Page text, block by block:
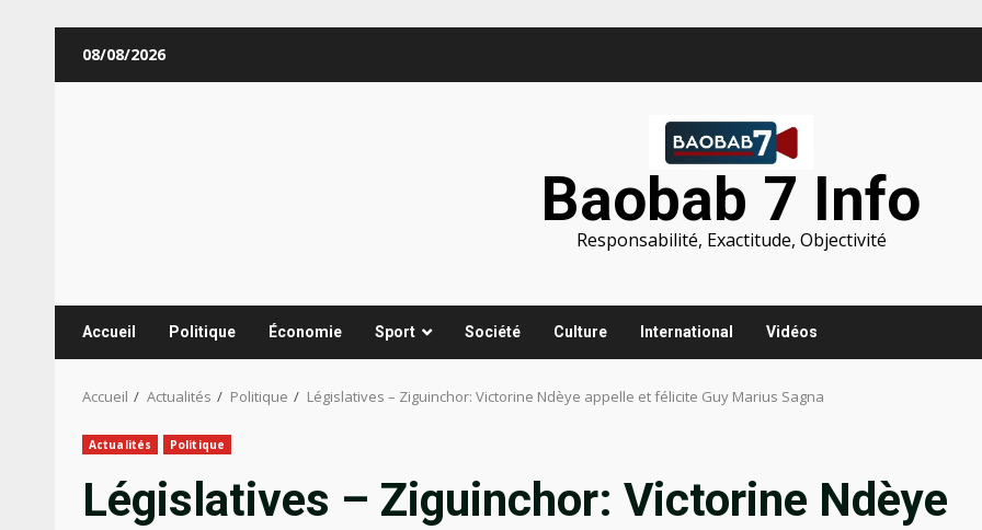
08/08/2026
Baobab 7 Info
Responsabilité, Exactitude, Objectivité
Accueil Politique Économie Sport Société Culture International Vidéos
Accueil Actualités Politique Législatives – Ziguinchor: Victorine Ndèye appelle et félicite Guy Marius Sagna
Actualités Politique
Législatives – Ziguinchor: Victorine Ndèye